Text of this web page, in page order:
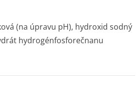
(na úpravu pH), hydroxid sodný
hydrogénfosfo­rečnanu